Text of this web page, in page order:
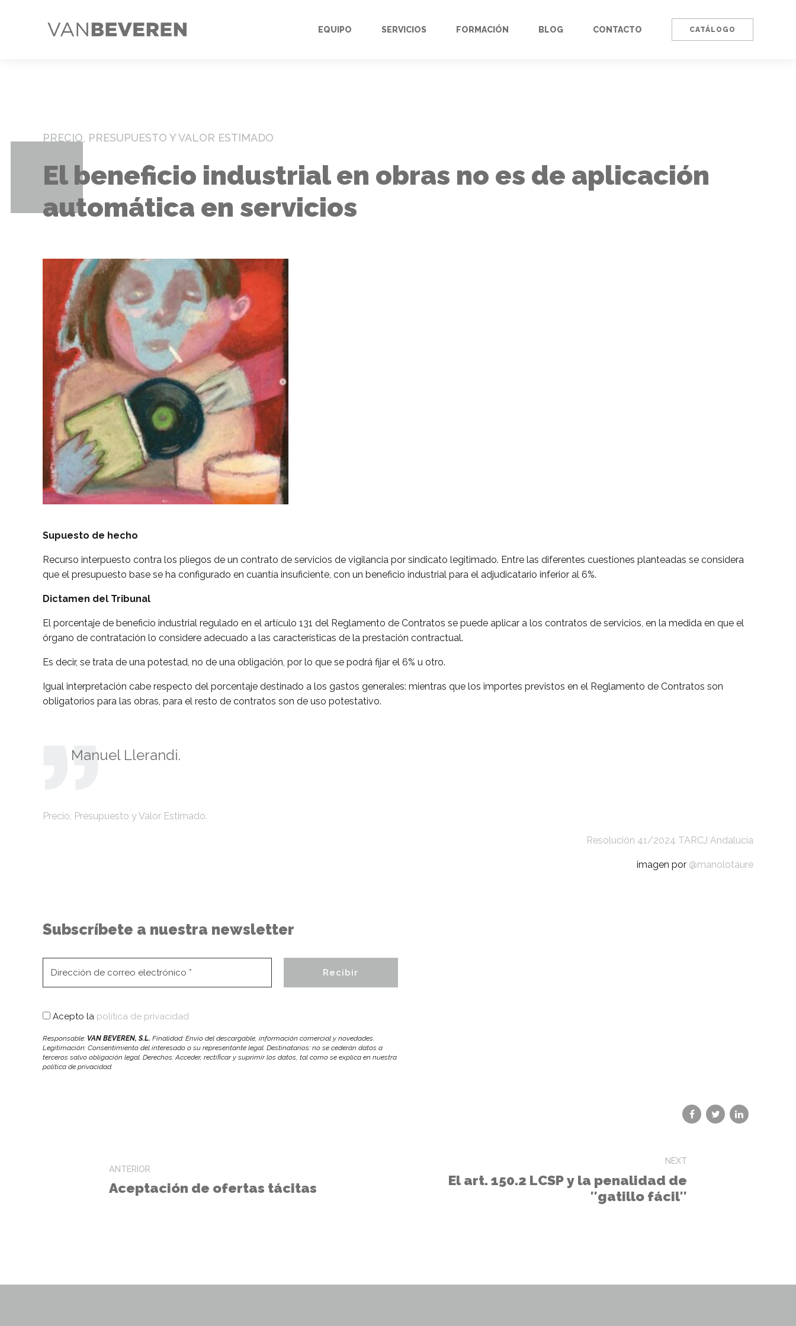
CATÁLOGO
EQUIPO SERVICIOS FORMACIÓN BLOG CONTACTO
PRECIO, PRESUPUESTO Y VALOR ESTIMADO
El beneficio industrial en obras no es de aplicación
automática en servicios
Supuesto de hecho
Recurso interpuesto contra los pliegos de un contrato de servicios de vigilancia por sindicato legitimado. Entre las diferentes cuestiones planteadas se considera
que el presupuesto base se ha configurado en cuantía insuficiente, con un beneficio industrial para el adjudicatario inferior al 6%.
Dictamen del Tribunal
El porcentaje de beneficio industrial regulado en el artículo 131 del Reglamento de Contratos se puede aplicar a los contratos de servicios, en la medida en que el
órgano de contratación lo considere adecuado a las características de la prestación contractual.
Es decir, se trata de una potestad, no de una obligación, por lo que se podrá fijar el 6% u otro.
Igual interpretación cabe respecto del porcentaje destinado a los gastos generales: mientras que los importes previstos en el Reglamento de Contratos son
obligatorios para las obras, para el resto de contratos son de uso potestativo.
Manuel Llerandi.
Precio, Presupuesto y Valor Estimado.
Resolución 41/2024 TARCJ Andalucía
imagen por @manolotaure
Subscríbete a nuestra newsletter
Acepto la política de privacidad
Responsable: VAN BEVEREN, S.L. Finalidad: Envío del descargable, información comercial y novedades.
Legitimación: Consentimiento del interesado o su representante legal. Destinatarios: no se cederán datos a
terceros salvo obligación legal. Derechos: Acceder, rectificar y suprimir los datos, tal como se explica en nuestra
política de privacidad.
ANTERIOR
Aceptación de ofertas tácitas
NEXT
El art. 150.2 LCSP y la penalidad de
″gatillo fácil″